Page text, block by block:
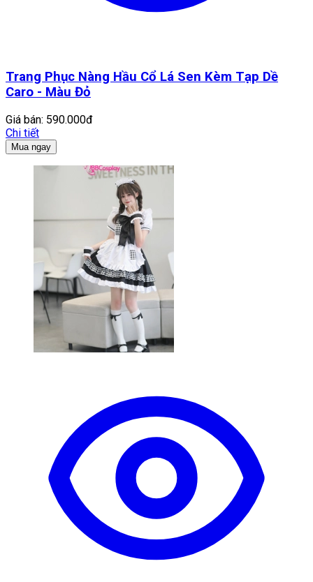
Trang Phục Nàng Hầu Cổ Lá Sen Kèm Tạp Dề
Caro - Màu Đỏ
Giá bán: 590.000đ
Chi tiết
Mua ngay